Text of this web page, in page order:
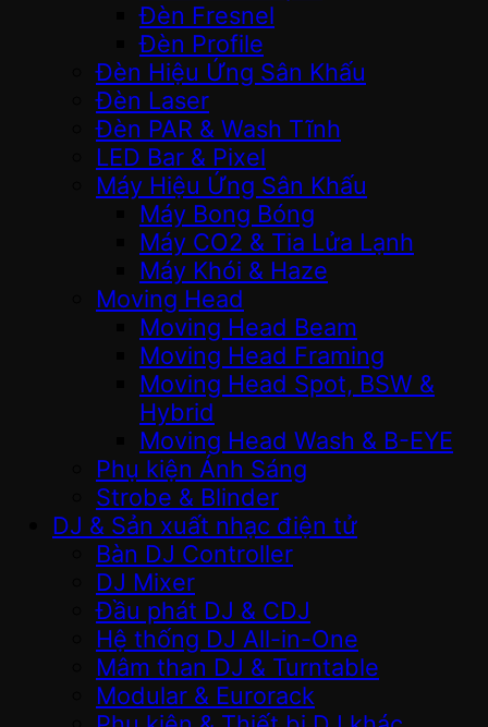
Đèn Fresnel
Đèn Profile
Đèn Hiệu Ứng Sân Khấu
Đèn Laser
Đèn PAR & Wash Tĩnh
LED Bar & Pixel
Máy Hiệu Ứng Sân Khấu
Máy Bong Bóng
Máy CO2 & Tia Lửa Lạnh
Máy Khói & Haze
Moving Head
Moving Head Beam
Moving Head Framing
Moving Head Spot, BSW &
Hybrid
Moving Head Wash & B-EYE
Phụ kiện Ánh Sáng
Strobe & Blinder
DJ & Sản xuất nhạc điện tử
Bàn DJ Controller
DJ Mixer
Đầu phát DJ & CDJ
Hệ thống DJ All-in-One
Mâm than DJ & Turntable
Modular & Eurorack